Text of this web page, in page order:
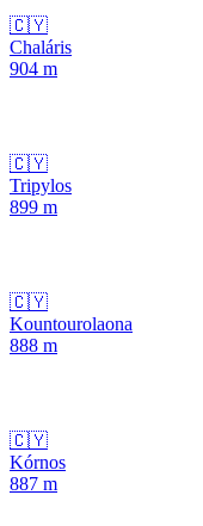
🇨🇾
Chaláris
904 m
🇨🇾
Tripylos
899 m
🇨🇾
Kountourolaona
888 m
🇨🇾
Kórnos
887 m